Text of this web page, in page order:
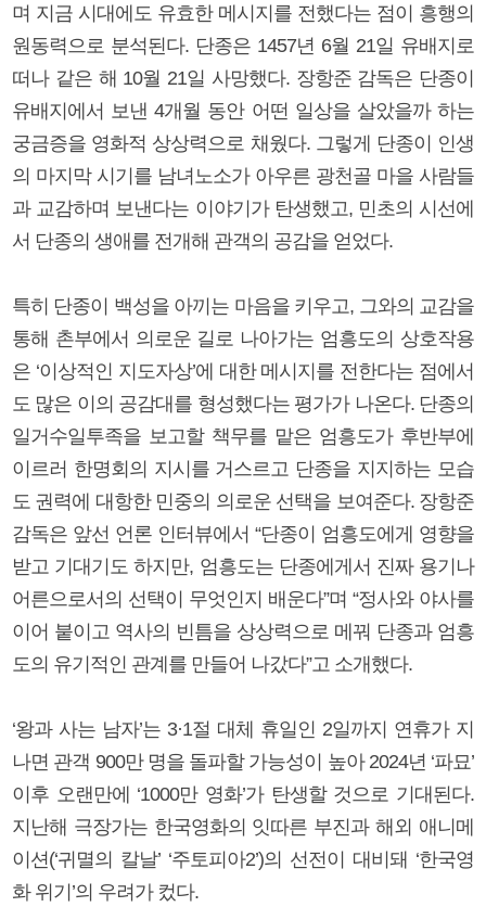
며 지금 시대에도 유효한 메시지를 전했다는 점이 흥행의
원동력으로 분석된다. 단종은 1457년 6월 21일 유배지로
떠나 같은 해 10월 21일 사망했다. 장항준 감독은 단종이
유배지에서 보낸 4개월 동안 어떤 일상을 살았을까 하는
궁금증을 영화적 상상력으로 채웠다. 그렇게 단종이 인생
의 마지막 시기를 남녀노소가 아우른 광천골 마을 사람들
과 교감하며 보낸다는 이야기가 탄생했고, 민초의 시선에
서 단종의 생애를 전개해 관객의 공감을 얻었다.
특히 단종이 백성을 아끼는 마음을 키우고, 그와의 교감을
통해 촌부에서 의로운 길로 나아가는 엄흥도의 상호작용
은 ‘이상적인 지도자상’에 대한 메시지를 전한다는 점에서
도 많은 이의 공감대를 형성했다는 평가가 나온다. 단종의
일거수일투족을 보고할 책무를 맡은 엄흥도가 후반부에
이르러 한명회의 지시를 거스르고 단종을 지지하는 모습
도 권력에 대항한 민중의 의로운 선택을 보여준다. 장항준
감독은 앞선 언론 인터뷰에서 “단종이 엄흥도에게 영향을
받고 기대기도 하지만, 엄흥도는 단종에게서 진짜 용기나
어른으로서의 선택이 무엇인지 배운다”며 “정사와 야사를
이어 붙이고 역사의 빈틈을 상상력으로 메꿔 단종과 엄흥
도의 유기적인 관계를 만들어 나갔다”고 소개했다.
‘왕과 사는 남자’는 3·1절 대체 휴일인 2일까지 연휴가 지
나면 관객 900만 명을 돌파할 가능성이 높아 2024년 ‘파묘’
이후 오랜만에 ‘1000만 영화’가 탄생할 것으로 기대된다.
지난해 극장가는 한국영화의 잇따른 부진과 해외 애니메
이션(‘귀멸의 칼날’ ‘주토피아2’)의 선전이 대비돼 ‘한국영
화 위기’의 우려가 컸다.